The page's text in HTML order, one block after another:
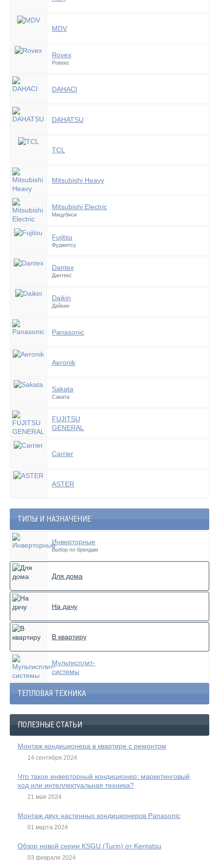
MDV
Rovex
Ровекс
DAHACI
DAHATSU
TCL
Mitsubishi Heavy
Mitsubishi Electric
Мицубиси
Fujitsu
Фуджитсу
Dantex
Дантекс
Daikin
Дайкин
Panasonic
Aeronik
Sakata
Саката
FUJITSU
GENERAL
Carrier
ASTER
ТИПЫ И НАЗНАЧЕНИЕ
Инверторные
Выбор по брендам
Для дома
На дачу
В квартиру
Мультисплит-
системы
ТЕПЛОВАЯ ТЕХНИКА
ПОЛЕЗНЫЕ СТАТЬИ
Монтаж кондиционера в квартире с ремонтом
14 сентября 2024
Что такое инверторный кондиционер: маркетинговый
ход или интеллектуальная техника?
21 мая 2024
Монтаж двух настенных кондиционеров Panasonic
01 марта 2024
Обзор новой серии KSGU (Turin) от Kentatsu
03 февраля 2024